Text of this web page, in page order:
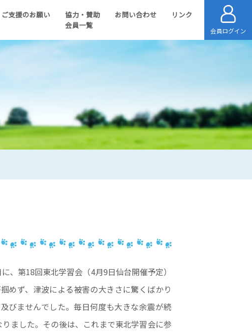
ご支援のお願い
協力・賛助
会員一覧
お問い合わせ リンク
会員ログイン
、第18回東北学習会（4月9日仙台開催予定）
めず、津波による被害の大きさに驚くばかり
びませんでした。毎日何度も大きな余震が続
ました。その後は、これまで東北学習会に参